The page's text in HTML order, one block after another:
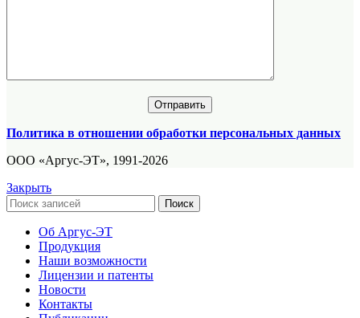
Политика в отношении обработки персональных данных
ООО «Аргус-ЭТ», 1991-2026
Закрыть
Поиск
Об Аргус-ЭТ
Продукция
Наши возможности
Лицензии и патенты
Новости
Контакты